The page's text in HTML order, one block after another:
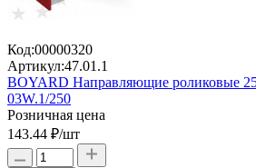
Код:00000320
Артикул:47.01.1
BOYARD Направляющие роликовые
03W.1/250
Розничная цена
143.44 ₽/шт